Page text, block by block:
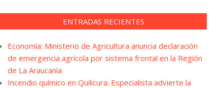
ENTRADAS RECIENTES
Economía: Ministerio de Agricultura anuncia declaración
de emergencia agrícola por sistema frontal en la Región
de La Araucanía
Incendio químico en Quilicura: Especialista advierte la